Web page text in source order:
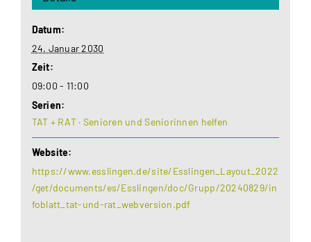
Datum:
24. Januar 2030
Zeit:
09:00 - 11:00
Serien:
TAT + RAT · Senioren und Seniorinnen helfen
Website:
https://www.esslingen.de/site/Esslingen_Layout_2022
/get/documents/es/Esslingen/doc/Grupp/20240829/in
foblatt_tat-und-rat_webversion.pdf